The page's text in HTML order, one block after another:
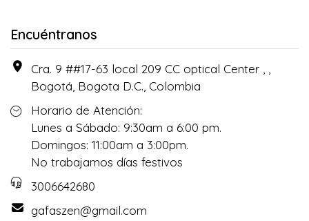
Encuéntranos
Cra. 9 ##17-63 local 209 CC optical Center , ,
Bogotá, Bogota D.C., Colombia
Horario de Atención:
Lunes a Sábado: 9:30am a 6:00 pm.
Domingos: 11:00am a 3:00pm.
No trabajamos días festivos
3006642680
gafaszen@gmail.com